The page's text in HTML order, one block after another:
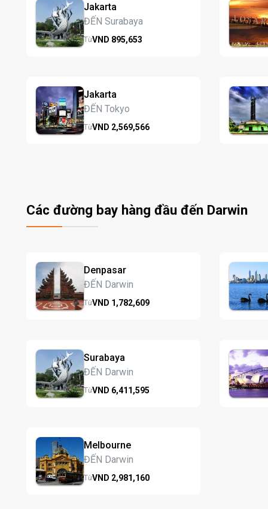
Jakarta
ĐẾN Surabaya
TừVND 895,653
Jakarta
ĐẾN Tokyo
TừVND 2,569,566
Các đường bay hàng đầu đến Darwin
Denpasar
ĐẾN Darwin
TừVND 1,782,609
Surabaya
ĐẾN Darwin
TừVND 6,411,595
Melbourne
ĐẾN Darwin
TừVND 2,981,160